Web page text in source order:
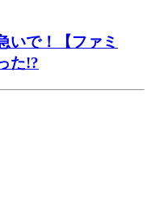
いで！【ファミ
た!?